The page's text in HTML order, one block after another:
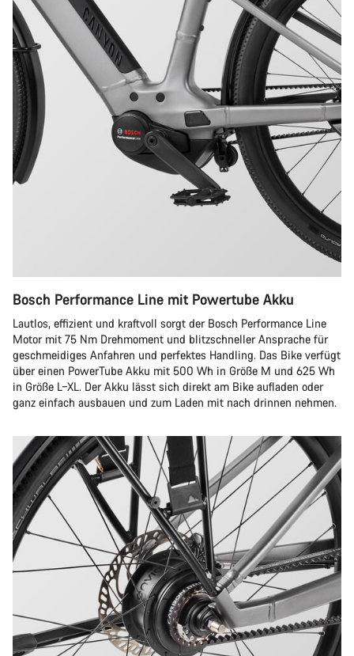
Bosch Performance Line mit Powertube Akku
Lautlos, effizient und kraftvoll sorgt der Bosch Performance Line
Motor mit 75 Nm Drehmoment und blitzschneller Ansprache für
geschmeidiges Anfahren und perfektes Handling. Das Bike verfügt
über einen PowerTube Akku mit 500 Wh in Größe M und 625 Wh
in Größe L–XL. Der Akku lässt sich direkt am Bike aufladen oder
ganz einfach ausbauen und zum Laden mit nach drinnen nehmen.